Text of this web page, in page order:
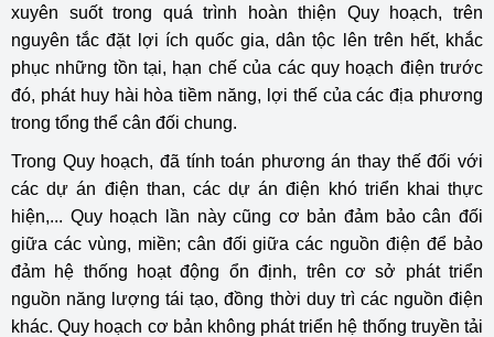
xuyên suốt trong quá trình hoàn thiện Quy hoạch, trên
nguyên tắc đặt lợi ích quốc gia, dân tộc lên trên hết, khắc
phục những tồn tại, hạn chế của các quy hoạch điện trước
đó, phát huy hài hòa tiềm năng, lợi thế của các địa phương
trong tổng thể cân đối chung.
Trong Quy hoạch, đã tính toán phương án thay thế đối với
các dự án điện than, các dự án điện khó triển khai thực
hiện,... Quy hoạch lần này cũng cơ bản đảm bảo cân đối
giữa các vùng, miền; cân đối giữa các nguồn điện để bảo
đảm hệ thống hoạt động ổn định, trên cơ sở phát triển
nguồn năng lượng tái tạo, đồng thời duy trì các nguồn điện
khác. Quy hoạch cơ bản không phát triển hệ thống truyền tải